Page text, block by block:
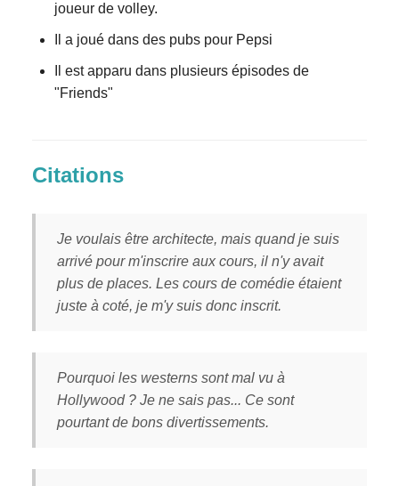
joueur de volley.
Il a joué dans des pubs pour Pepsi
Il est apparu dans plusieurs épisodes de
"Friends"
Citations
Je voulais être architecte, mais quand je suis
arrivé pour m'inscrire aux cours, il n'y avait
plus de places. Les cours de comédie étaient
juste à coté, je m'y suis donc inscrit.
Pourquoi les westerns sont mal vu à
Hollywood ? Je ne sais pas... Ce sont
pourtant de bons divertissements.